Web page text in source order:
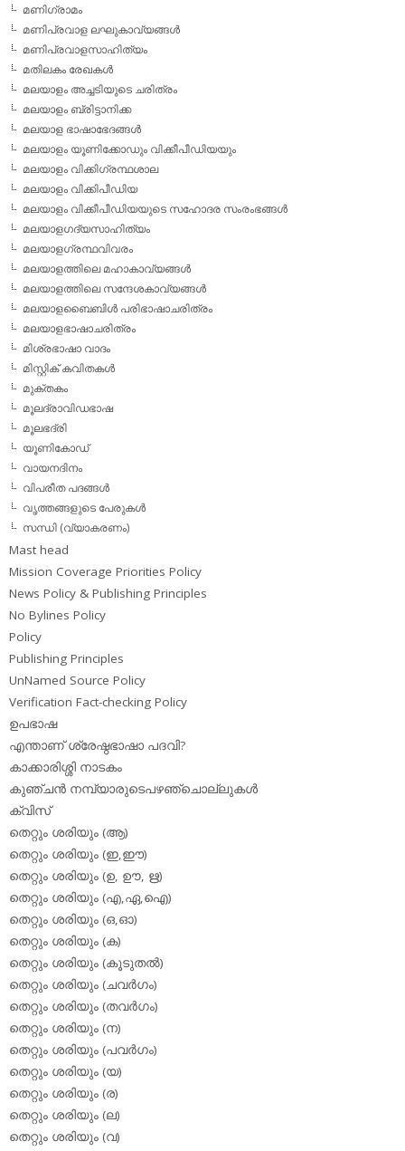
മണിഗ്രാമം
മണിപ്രവാള ലഘുകാവ്യങ്ങള്‍
മണിപ്രവാളസാഹിത്യം
മതിലകം രേഖകള്‍
മലയാളം അച്ചടിയുടെ ചരിത്രം
മലയാളം ബ്രിട്ടാനിക്ക
മലയാള ഭാഷാഭേദങ്ങള്‍
മലയാളം യൂണിക്കോഡും വിക്കീപീഡിയയും
മലയാളം വിക്കിഗ്രന്ഥശാല
മലയാളം വിക്കിപീഡിയ
മലയാളം വിക്കീപീഡിയയുടെ സഹോദര സംരംഭങ്ങള്‍
മലയാളഗദ്യസാഹിത്യം
മലയാളഗ്രന്ഥവിവരം
മലയാളത്തിലെ മഹാകാവ്യങ്ങള്‍
മലയാളത്തിലെ സന്ദേശകാവ്യങ്ങള്‍
മലയാളബൈബിള്‍ പരിഭാഷാചരിത്രം
മലയാളഭാഷാചരിത്രം
മിശ്രഭാഷാ വാദം
മിസ്റ്റിക് കവിതകള്‍
മുക്തകം
മൂലദ്രാവിഡഭാഷ
മൂലഭദ്രി
യൂണികോഡ്
വായനദിനം
വിപരീത പദങ്ങള്‍
വൃത്തങ്ങളുടെ പേരുകള്‍
സന്ധി (വ്യാകരണം)
Mast head
Mission Coverage Priorities Policy
News Policy & Publishing Principles
No Bylines Policy
Policy
Publishing Principles
UnNamed Source Policy
Verification Fact-checking Policy
ഉപഭാഷ
എന്താണ് ശ്രേഷ്ഠഭാഷാ പദവി?
കാക്കാരിശ്ശി നാടകം
കുഞ്ചന്‍ നമ്പ്യാരുടെപഴഞ്ചൊല്ലുകള്‍
ക്വിസ്
തെറ്റും ശരിയും (ആ)
തെറ്റും ശരിയും (ഇ,ഈ)
തെറ്റും ശരിയും (ഉ, ഊ, ഋ)
തെറ്റും ശരിയും (എ,ഏ,ഐ)
തെറ്റും ശരിയും (ഒ,ഓ)
തെറ്റും ശരിയും (ക)
തെറ്റും ശരിയും (കൂടുതല്‍)
തെറ്റും ശരിയും (ചവര്‍ഗം)
തെറ്റും ശരിയും (തവര്‍ഗം)
തെറ്റും ശരിയും (ന)
തെറ്റും ശരിയും (പവര്‍ഗം)
തെറ്റും ശരിയും (യ)
തെറ്റും ശരിയും (ര)
തെറ്റും ശരിയും (ല)
തെറ്റും ശരിയും (വ)